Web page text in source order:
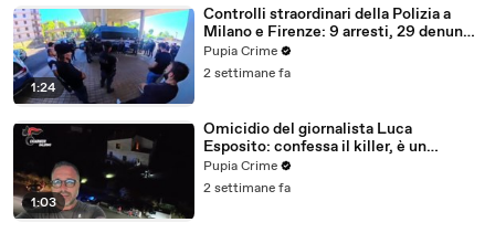
1:24
Controlli straordinari della Polizia a
Milano e Firenze: 9 arresti, 29 denunce
e oltre 7mila persone identificate
(25.07.26)
Pupia Crime
2 settimane fa
1:03
Omicidio del giornalista Luca
Esposito: confessa il killer, è un
26enne tunisino (25.07.26)
Pupia Crime
2 settimane fa